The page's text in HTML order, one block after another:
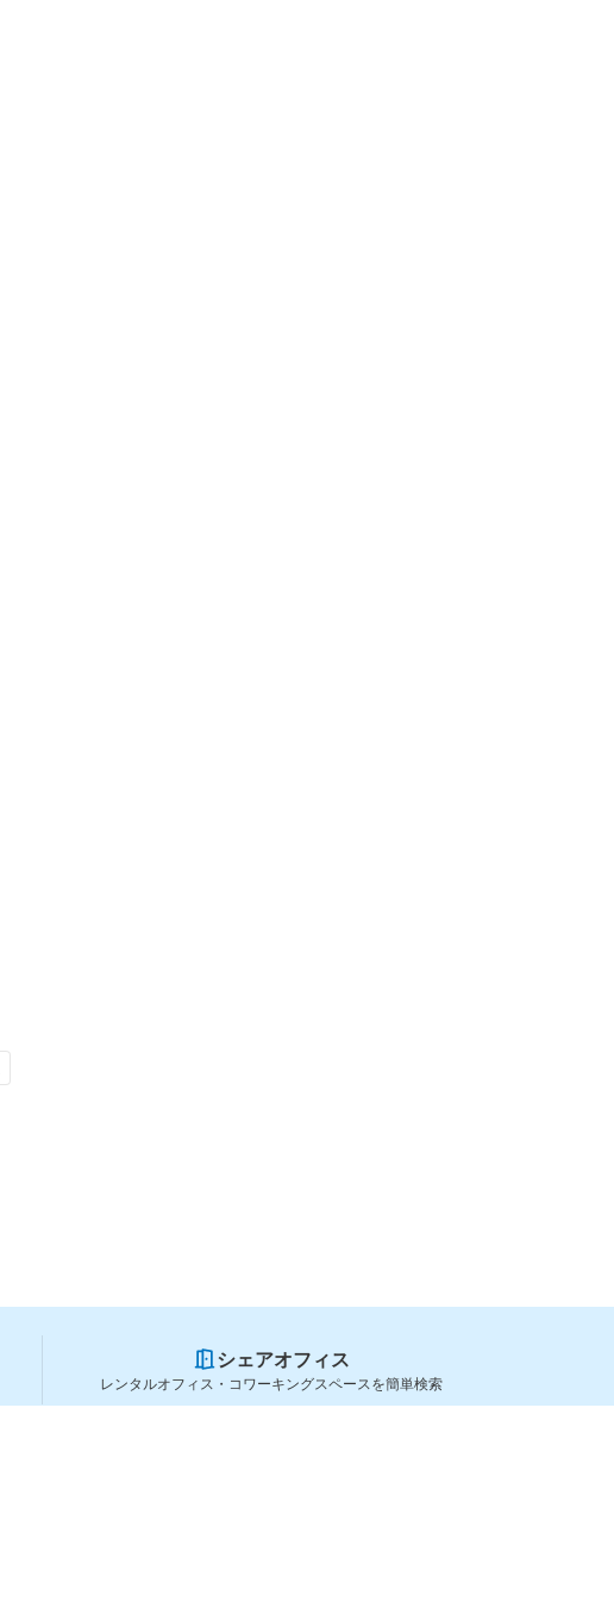
シェアオフィス
レンタルオフィス・コワーキングスペースを簡単検索